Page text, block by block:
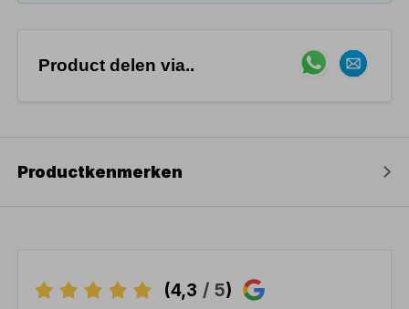
Product delen via..
Productkenmerken
(4,3 / 5)